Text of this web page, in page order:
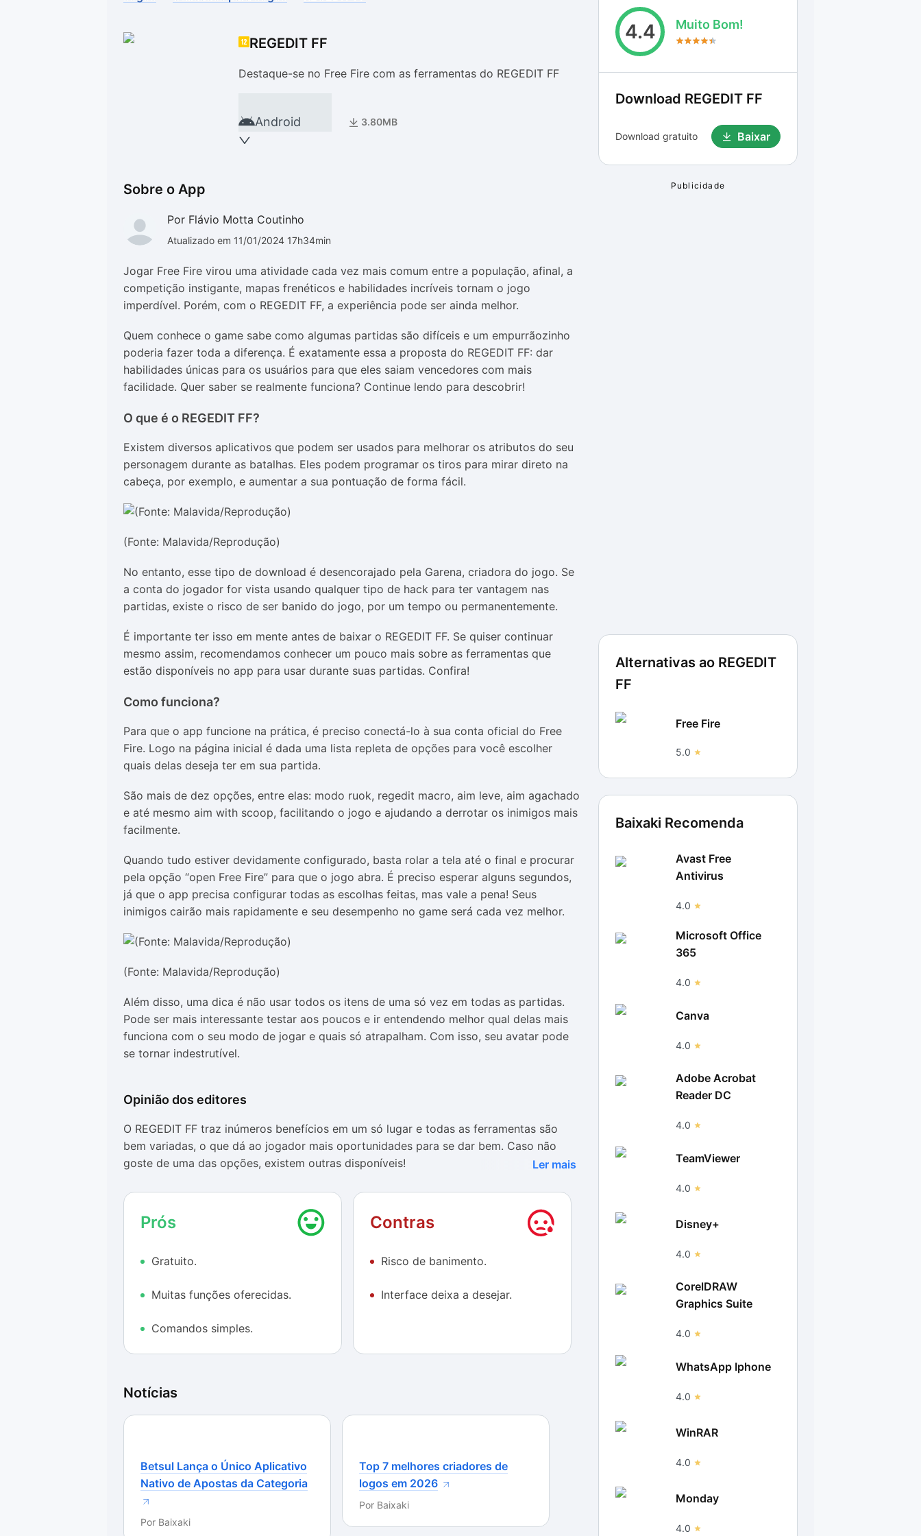
REGEDIT FF
Destaque-se no Free Fire com as ferramentas do REGEDIT FF
Android 3.80MB
Sobre o App
Por Flávio Motta Coutinho
Atualizado em 11/01/2024 17h34min
Jogar Free Fire virou uma atividade cada vez mais comum entre a população, afinal, a
competição instigante, mapas frenéticos e habilidades incríveis tornam o jogo
imperdível. Porém, com o REGEDIT FF, a experiência pode ser ainda melhor.
Quem conhece o game sabe como algumas partidas são difíceis e um empurrãozinho
poderia fazer toda a diferença. É exatamente essa a proposta do REGEDIT FF: dar
habilidades únicas para os usuários para que eles saiam vencedores com mais
facilidade. Quer saber se realmente funciona? Continue lendo para descobrir!
O que é o REGEDIT FF?
Existem diversos aplicativos que podem ser usados para melhorar os atributos do seu
personagem durante as batalhas. Eles podem programar os tiros para mirar direto na
cabeça, por exemplo, e aumentar a sua pontuação de forma fácil.
(Fonte: Malavida/Reprodução)
No entanto, esse tipo de download é desencorajado pela Garena, criadora do jogo. Se
a conta do jogador for vista usando qualquer tipo de hack para ter vantagem nas
partidas, existe o risco de ser banido do jogo, por um tempo ou permanentemente.
É importante ter isso em mente antes de baixar o REGEDIT FF. Se quiser continuar
mesmo assim, recomendamos conhecer um pouco mais sobre as ferramentas que
estão disponíveis no app para usar durante suas partidas. Confira!
Como funciona?
Para que o app funcione na prática, é preciso conectá-lo à sua conta oficial do Free
Fire. Logo na página inicial é dada uma lista repleta de opções para você escolher
quais delas deseja ter em sua partida.
São mais de dez opções, entre elas: modo ruok, regedit macro, aim leve, aim agachado
e até mesmo aim with scoop, facilitando o jogo e ajudando a derrotar os inimigos mais
facilmente.
Quando tudo estiver devidamente configurado, basta rolar a tela até o final e procurar
pela opção “open Free Fire” para que o jogo abra. É preciso esperar alguns segundos,
já que o app precisa configurar todas as escolhas feitas, mas vale a pena! Seus
inimigos cairão mais rapidamente e seu desempenho no game será cada vez melhor.
(Fonte: Malavida/Reprodução)
Além disso, uma dica é não usar todos os itens de uma só vez em todas as partidas.
Pode ser mais interessante testar aos poucos e ir entendendo melhor qual delas mais
funciona com o seu modo de jogar e quais só atrapalham. Com isso, seu avatar pode
se tornar indestrutível.
Opinião dos editores
O REGEDIT FF traz inúmeros benefícios em um só lugar e todas as ferramentas são
bem variadas, o que dá ao jogador mais oportunidades para se dar bem. Caso não
goste de uma das opções, existem outras disponíveis!
No entanto, como já mencionamos anteriormente, existe o alto risco de ser detectada
uma infração e a sua conta ser penalizada. Por isso, vale a pena pensar duas vezes
antes de fazer o download, já que os resultados obtidos até então podem ser perdidos
ficar ainda mais divertido com o REGEDIT FF.
Ler mais
Prós
Gratuito.
Muitas funções oferecidas.
Comandos simples.
Contras
Risco de banimento.
Interface deixa a desejar.
Notícias
Betsul Lança o Único Aplicativo
Nativo de Apostas da Categoria
Por Baixaki
Top 7 melhores criadores de
logos em 2026
Por Baixaki
4.4 Muito Bom!
Download REGEDIT FF
Download gratuito Baixar
Alternativas ao REGEDIT
FF
Free Fire
5.0
Baixaki Recomenda
Avast Free
Antivirus
4.0
Microsoft Office
365
4.0
Canva
4.0
Adobe Acrobat
Reader DC
4.0
TeamViewer
4.0
Disney+
4.0
CorelDRAW
Graphics Suite
4.0
WhatsApp Iphone
4.0
WinRAR
4.0
Monday
4.0